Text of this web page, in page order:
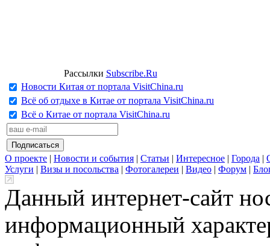
Рассылки Subscribe.Ru
Новости Китая от портала VisitChina.ru
Всё об отдыхе в Китае от портала VisitChina.ru
Всё о Китае от портала VisitChina.ru
О проекте | Новости и события | Статьи | Интересное | Города |
Услуги | Визы и посольства | Фотогалереи | Видео | Форум |
Данный интернет-сайт
информационный